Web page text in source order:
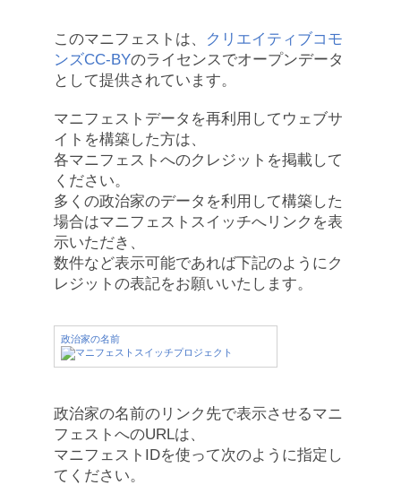
このマニフェストは、
クリエイティブコモ
ンズCC-BYのライセンスでオープンデータ
として提供されています。
マニフェストデータを再利用してウェブサ
イトを構築した方は、
各マニフェストへのクレジットを掲載して
ください。
多くの政治家のデータを利用して構築した
場合はマニフェストスイッチへリンクを表
示いただき、
数件など表示可能であれば下記のようにク
レジットの表記をお願いいたします。
政治家の名前
政治家の名前のリンク先で表示させるマニ
フェストへのURLは、
マニフェストIDを使って次のように指定し
てください。